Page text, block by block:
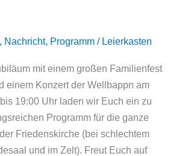
, Nachricht, Programm / Leierkasten
mit einem großen Familienfest
einem Konzert der Wellbappn am
19:00 Uhr laden wir Euch ein zu
Programm für die ganze
Friedenskirche (bei schlechtem
und im Zelt). Freut Euch auf